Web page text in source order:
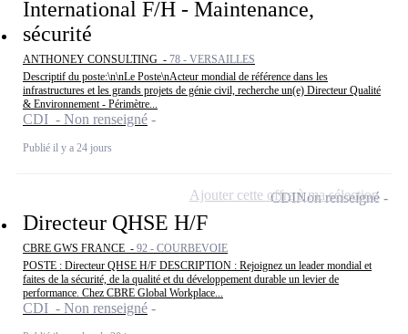
International F/H - Maintenance,
sécurité
ANTHONEY CONSULTING - 78 - VERSAILLES
Descriptif du poste:\n\nLe Poste\nActeur mondial de référence dans les
infrastructures et les grands projets de génie civil, recherche un(e) Directeur Qualité
& Environnement - Périmètre...
CDI - Non renseigné
Publié il y a 24 jours
Directeur QHSE H/F
CBRE GWS FRANCE - 92 - COURBEVOIE
POSTE : Directeur QHSE H/F DESCRIPTION : Rejoignez un leader mondial et
faites de la sécurité, de la qualité et du développement durable un levier de
performance. Chez CBRE Global Workplace...
CDI - Non renseigné
CDINon renseigné
Ajouter cette offre à ma sélection